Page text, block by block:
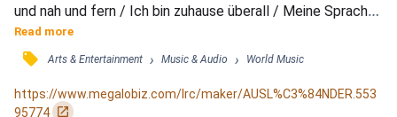
und nah und fern / Ich bin zuhause überall / Meine Sprache:
international / Ich mache es gern jedem recht / Ja, mein
Sprachschatz ist nicht schlecht / Ein scharfes Schwert im
Wortgefecht / Mit dem anderen Geschlecht / Ich bin kein
Mann für eine Nacht / Ich bleibe höchsten...
Read more
󰓹 Arts & Entertainment › Music & Audio › World Music
https://www.megalobiz.com/lrc/maker/AUSL%C3%84NDER.553
95774 󰏌